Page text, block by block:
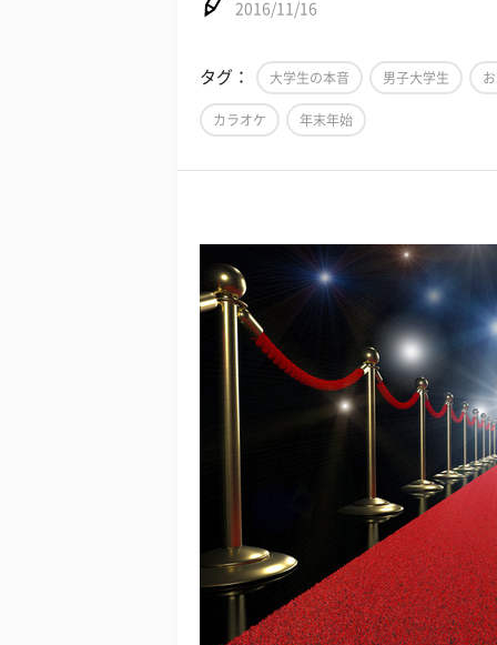
2016/11/16
タグ： 大学生の本音 男子大学生
カラオケ 年末年始